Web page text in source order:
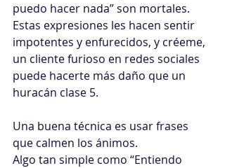
puedo hacer nada” son mortales.
Estas expresiones les hacen sentir
impotentes y enfurecidos, y créeme,
un cliente furioso en redes sociales
puede hacerte más daño que un
huracán clase 5.
Una buena técnica es usar frases
que calmen los ánimos.
Algo tan simple como “Entiendo